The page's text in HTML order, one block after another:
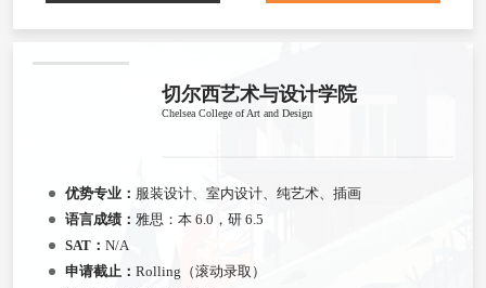
切尔西艺术与设计学院
Chelsea College of Art and Design
优势专业： 服装设计、室内设计、纯艺术、插画
语言成绩： 雅思：本 6.0，研 6.5
SAT： N/A
申请截止： Rolling（滚动录取）